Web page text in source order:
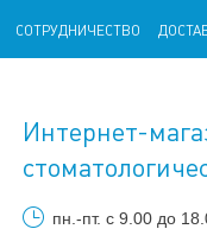
СОТРУДНИЧЕСТВО
Интернет-
пн.-пт. с 9.00 до